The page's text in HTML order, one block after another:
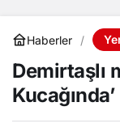
Haberler
Demirtaşlı
Kucağında’